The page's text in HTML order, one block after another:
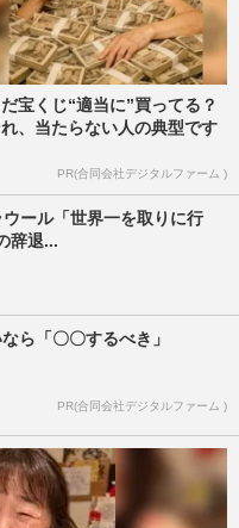
だ宝くじ“適当に”買ってる？
、当たらない人の典型です
PR(合同会社デジタルファーム )
ール「世界一を取りに行
辞退...
ら「〇〇するべき」
PR(合同会社デジタルファーム )